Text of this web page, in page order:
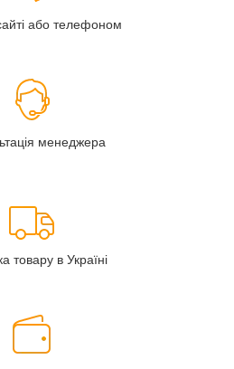
або телефоном
менеджера
товару в Україні